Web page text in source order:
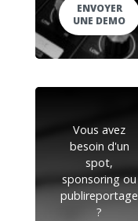
ENVOYER
UNE DEMO
Vous avez
besoin d'un
spot,
sponsoring ou
publireportage
?